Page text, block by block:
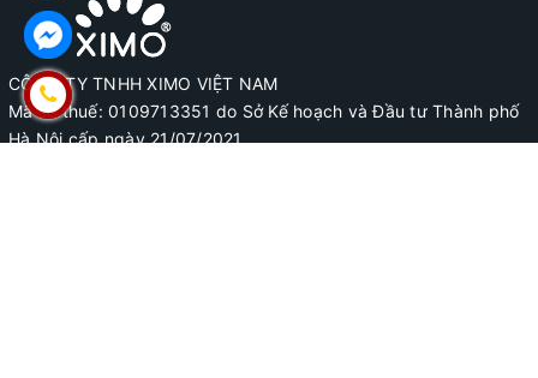
Bảo vệ chất liệu: Lông heo tự nhiên giúp đánh
bóng và bảo vệ chất liệu vải sneaker mà không
CÔNG TY TNHH XIMO VIỆT NAM
Mã số thuế: 0109713351 do Sở Kế hoạch và Đầu tư Thành phố
Hà Nội cấp ngày 21/07/2021.